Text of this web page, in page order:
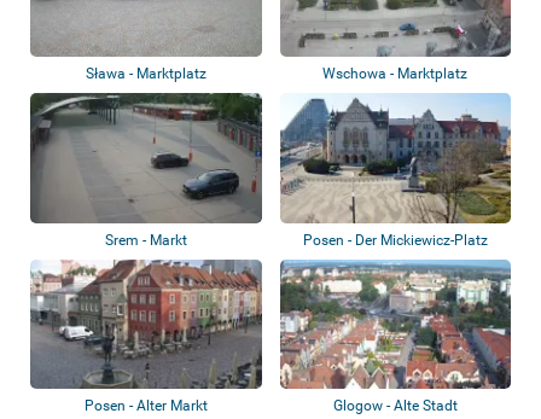
Sława - Marktplatz Wschowa - Marktplatz
Srem - Markt Posen - Der Mickiewicz-Platz
Posen - Alter Markt Glogow - Alte Stadt